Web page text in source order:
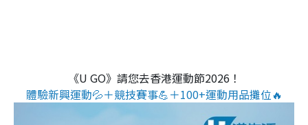
《U GO》請您去香港運動節2026！
體驗新興運動💦＋競技賽事💪＋100+運動用品攤位🔥